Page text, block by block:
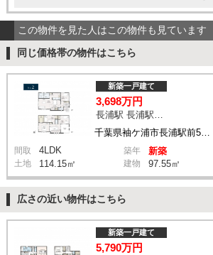
この物件を見た人はこの物件も見ています
同じ価格帯の物件はこちら
新築一戸建て
3,698万円
間取 4LDK 築年 新築
土地 114.15㎡ 建物 97.55㎡
広さの近い物件はこちら
新築一戸建て
5,790万円